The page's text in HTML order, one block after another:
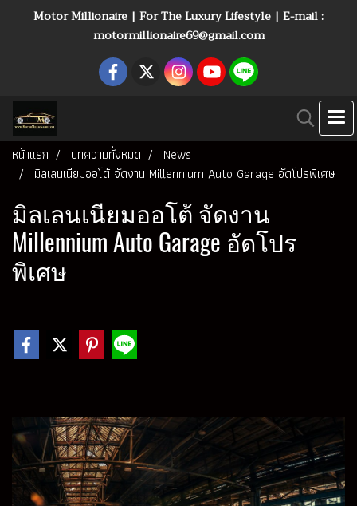
Motor Millionaire | For The Luxury Lifestyle | E-mail :
motormillionaire69@gmail.com
หน้าแรก บทความทั้งหมด
News
มิลเลนเนียมออโต้ จัดงาน Millennium Auto Garage อัดโปรพิเศษ
มิลเลนเนียมออโต้ จัดงาน
Millennium Auto Garage อัดโปร
พิเศษ